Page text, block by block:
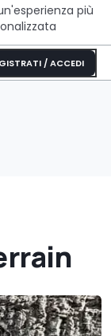
più
/ ACCEDI